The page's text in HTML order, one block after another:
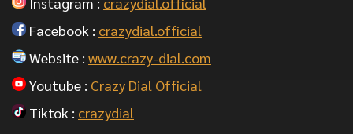
Facebook : crazydial.official
Website : www.crazy-dial.com
Youtube : Crazy Dial Official
Tiktok : crazydial